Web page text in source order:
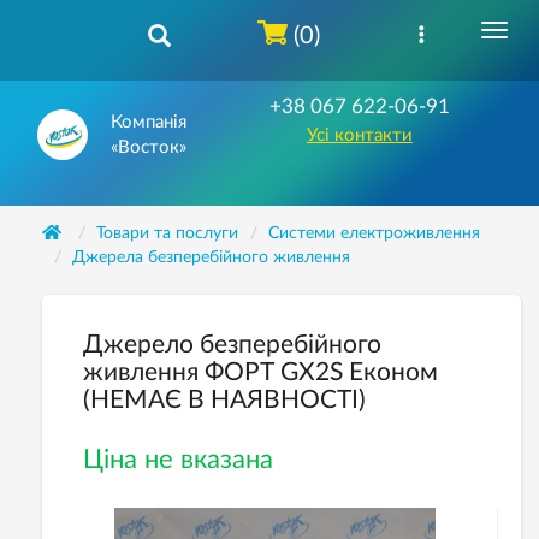
Компанія
«Восток»
+38 067 622-06-91
Усі контакти
(0)
Товари та послуги
Системи електроживлення
Джерела безперебійного живлення
Джерело безперебійного
живлення ФОРТ GX2S Економ
(НЕМАЄ В НАЯВНОСТІ)
Ціна не вказана